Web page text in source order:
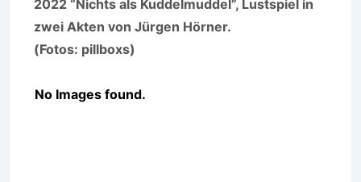
2022 “Nichts als Kuddelmuddel”, Lustspiel in
zwei Akten von Jürgen Hörner.
(Fotos: pillboxs)
No Images found.